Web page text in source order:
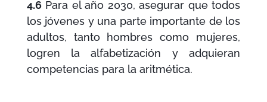
4.6Para el año 2030, asegurar que todos
los jóvenes y una parte importante de los
adultos, tanto hombres como mujeres,
logren la alfabetización y adquieran
competencias para la aritmética.